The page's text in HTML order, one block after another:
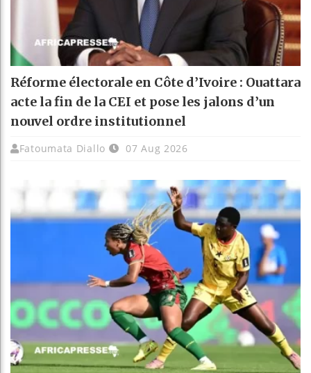
Réforme électorale en Côte d’Ivoire : Ouattara
acte la fin de la CEI et pose les jalons d’un
nouvel ordre institutionnel
Fatoumata Diallo 07 Aug 2026